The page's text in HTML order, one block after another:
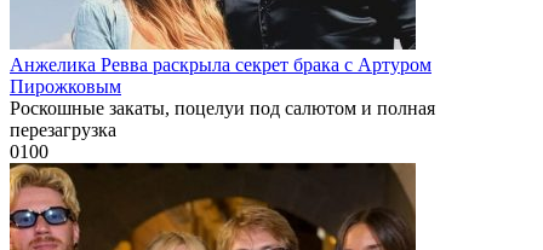
Анжелика Ревва раскрыла секрет брака с Артуром
Пирожковым
Роскошные закаты, поцелуи под салютом и полная
перезагрузка
0100